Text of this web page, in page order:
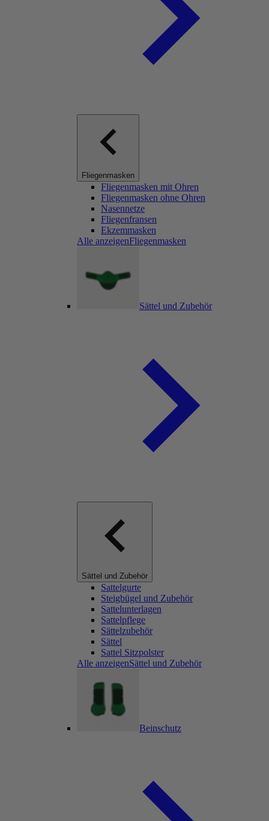
Fliegenmasken
Fliegenmasken mit Ohren
Fliegenmasken ohne Ohren
Nasennetze
Fliegenfransen
Ekzemmasken
Alle anzeigenFliegenmasken
Sättel und Zubehör
Sättel und Zubehör
Sattelgurte
Steigbügel und Zubehör
Sattelunterlagen
Sattelpflege
Sättelzubehör
Sättel
Sattel Sitzpolster
Alle anzeigenSättel und Zubehör
Beinschutz